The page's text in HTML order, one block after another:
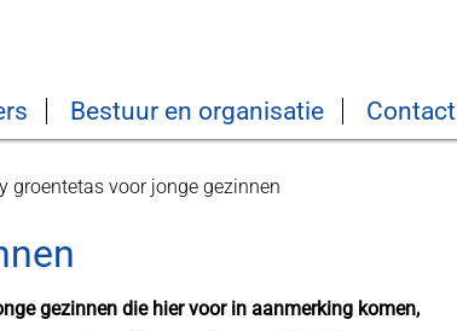
Bestuur en organisatie Contact
groentetas voor jonge gezinnen
gezinnen die hier voor in aanmerking komen,